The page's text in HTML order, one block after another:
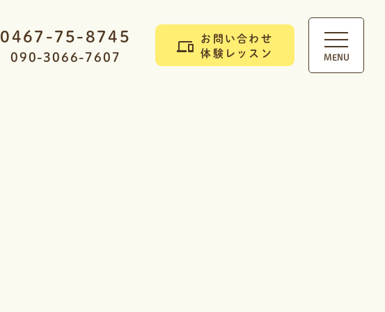
0467-75-8745
090-3066-7607
お問い合わせ
体験レッスン
MENU